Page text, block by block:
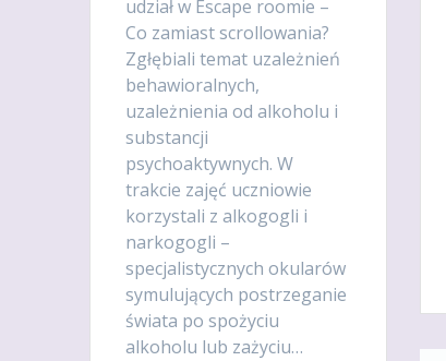
udział w Escape roomie –
Co zamiast scrollowania?
Zgłębiali temat uzależnień
behawioralnych,
uzależnienia od alkoholu i
substancji
psychoaktywnych. W
trakcie zajęć uczniowie
korzystali z alkogogli i
narkogogli –
specjalistycznych okularów
symulujących postrzeganie
świata po spożyciu
alkoholu lub zażyciu…